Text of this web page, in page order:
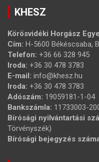
KHESZ
Körösvidéki Horgász
Cím: H-5600 Békéscsaba,
Telefon: +36 66 328 945
Iroda: +36 30 478 3783
E-mail: info@khesz.hu
Iroda: +36 30 478 3783
Adószám: 19059181-1-04
Bankszámla: 11733003-
Bírósági nyilvántartási
Törvényszék)
Bírósági bejegyzés